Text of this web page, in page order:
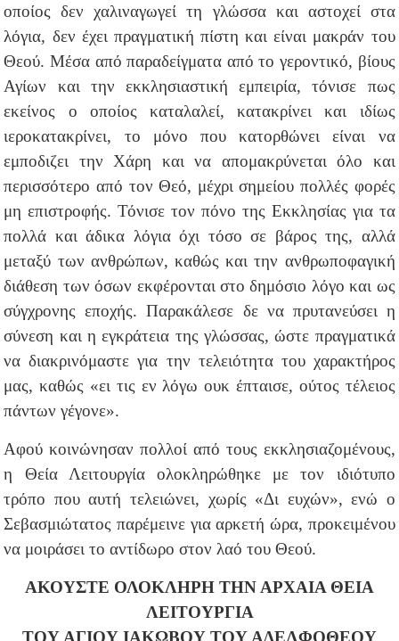
οποίος δεν χαλιναγωγεί τη γλώσσα και αστοχεί στα
λόγια, δεν έχει πραγματική πίστη και είναι μακράν του
Θεού. Μέσα από παραδείγματα από το γεροντικό, βίους
Αγίων και την εκκλησιαστική εμπειρία, τόνισε πως
εκείνος ο οποίος καταλαλεί, κατακρίνει και ιδίως
ιεροκατακρίνει, το μόνο που κατορθώνει είναι να
εμποδιζει την Χάρη και να απομακρύνεται όλο και
περισσότερο από τον Θεό, μέχρι σημείου πολλές φορές
μη επιστροφής. Τόνισε τον πόνο της Εκκλησίας για τα
πολλά και άδικα λόγια όχι τόσο σε βάρος της, αλλά
μεταξύ των ανθρώπων, καθώς και την ανθρωποφαγική
διάθεση των όσων εκφέρονται στο δημόσιο λόγο και ως
σύγχρονης εποχής. Παρακάλεσε δε να πρυτανεύσει η
σύνεση και η εγκράτεια της γλώσσας, ώστε πραγματικά
να διακρινόμαστε για την τελειότητα του χαρακτήρος
μας, καθώς «ει τις εν λόγω ουκ έπταισε, ούτος τέλειος
πάντων γέγονε».
Αφού κοινώνησαν πολλοί από τους εκκλησιαζομένους,
η Θεία Λειτουργία ολοκληρώθηκε με τον ιδιότυπο
τρόπο που αυτή τελειώνει, χωρίς «Δι ευχών», ενώ ο
Σεβασμιώτατος παρέμεινε για αρκετή ώρα, προκειμένου
να μοιράσει το αντίδωρο στον λαό του Θεού.
ΑΚΟΥΣΤΕ ΟΛΟΚΛΗΡΗ ΤΗΝ ΑΡΧΑΙΑ ΘΕΙΑ
ΛΕΙΤΟΥΡΓΙΑ
ΤΟΥ ΑΓΙΟΥ ΙΑΚΩΒΟΥ ΤΟΥ ΑΔΕΛΦΟΘΕΟΥ